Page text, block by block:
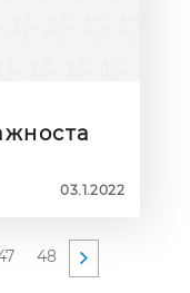
за
03.1.2022
48